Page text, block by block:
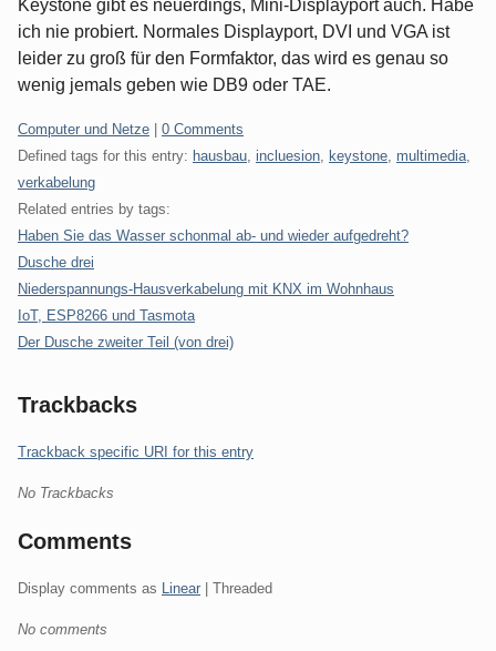
Keystone gibt es neuerdings, Mini-Displayport auch. Habe
ich nie probiert. Normales Displayport, DVI und VGA ist
leider zu groß für den Formfaktor, das wird es genau so
wenig jemals geben wie DB9 oder TAE.
Categories:
Computer und Netze
0 Comments
Defined tags for this entry: hausbau incluesion keystone multimedia
verkabelung
Related entries by tags:
Haben Sie das Wasser schonmal ab- und wieder aufgedreht?
Dusche drei
Niederspannungs-Hausverkabelung mit KNX im Wohnhaus
IoT, ESP8266 und Tasmota
Der Dusche zweiter Teil (von drei)
Trackbacks
Trackback specific URI for this entry
No Trackbacks
Comments
Display comments as Linear | Threaded
No comments